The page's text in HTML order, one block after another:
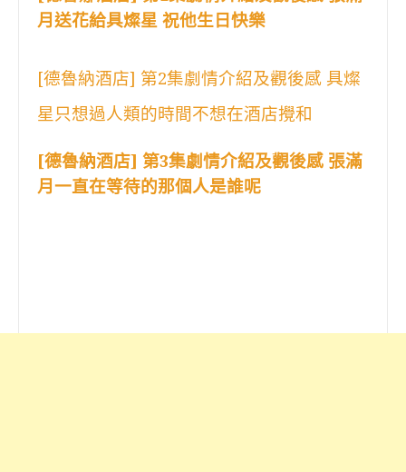
月送花給具燦星 祝他生日快樂
[德魯納酒店] 第2集劇情介紹及觀後感 具燦
星只想過人類的時間不想在酒店攪和
[德魯納酒店] 第3集劇情介紹及觀後感 張滿
月一直在等待的那個人是誰呢